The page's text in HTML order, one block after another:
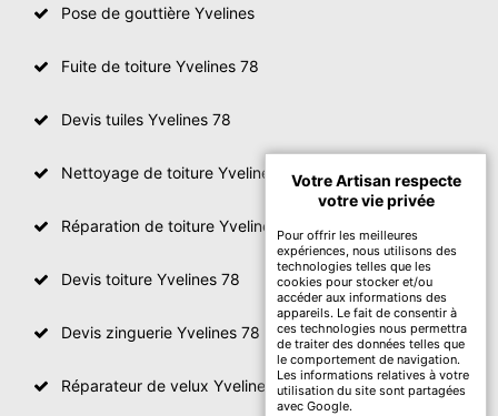
Pose de gouttière Yvelines
Fuite de toiture Yvelines 78
Devis tuiles Yvelines 78
Nettoyage de toiture Yvelines
Réparation de toiture Yvelines 78
Devis toiture Yvelines 78
Devis zinguerie Yvelines 78
Réparateur de velux Yvelines 78
Votre Artisan respecte
votre vie privée
Pour offrir les meilleures
expériences, nous utilisons des
technologies telles que les
cookies pour stocker et/ou
accéder aux informations des
appareils. Le fait de consentir à
ces technologies nous permettra
de traiter des données telles que
le comportement de navigation.
Les informations relatives à votre
utilisation du site sont partagées
avec Google.